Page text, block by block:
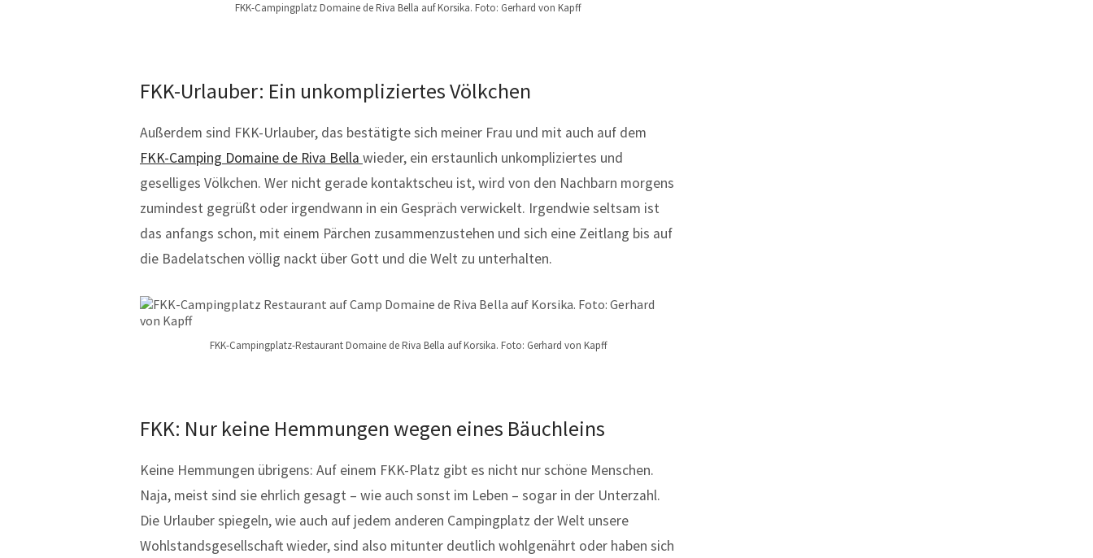
FKK-Campingplatz Domaine de Riva Bella auf Korsika. Foto: Gerhard von Kapff
FKK-Urlauber: Ein unkompliziertes Völkchen
Außerdem sind FKK-Urlauber, das bestätigte sich meiner Frau und mit auch auf dem
FKK-Camping Domaine de Riva Bella wieder, ein erstaunlich unkompliziertes und
geselliges Völkchen. Wer nicht gerade kontaktscheu ist, wird von den Nachbarn morgens
zumindest gegrüßt oder irgendwann in ein Gespräch verwickelt. Irgendwie seltsam ist
das anfangs schon, mit einem Pärchen zusammenzustehen und sich eine Zeitlang bis auf
die Badelatschen völlig nackt über Gott und die Welt zu unterhalten.
FKK-Campingplatz-Restaurant Domaine de Riva Bella auf Korsika. Foto: Gerhard von Kapff
FKK: Nur keine Hemmungen wegen eines Bäuchleins
Keine Hemmungen übrigens: Auf einem FKK-Platz gibt es nicht nur schöne Menschen.
Naja, meist sind sie ehrlich gesagt – wie auch sonst im Leben – sogar in der Unterzahl.
Die Urlauber spiegeln, wie auch auf jedem anderen Campingplatz der Welt unsere
Wohlstandsgesellschaft wieder, sind also mitunter deutlich wohlgenährt oder haben sich